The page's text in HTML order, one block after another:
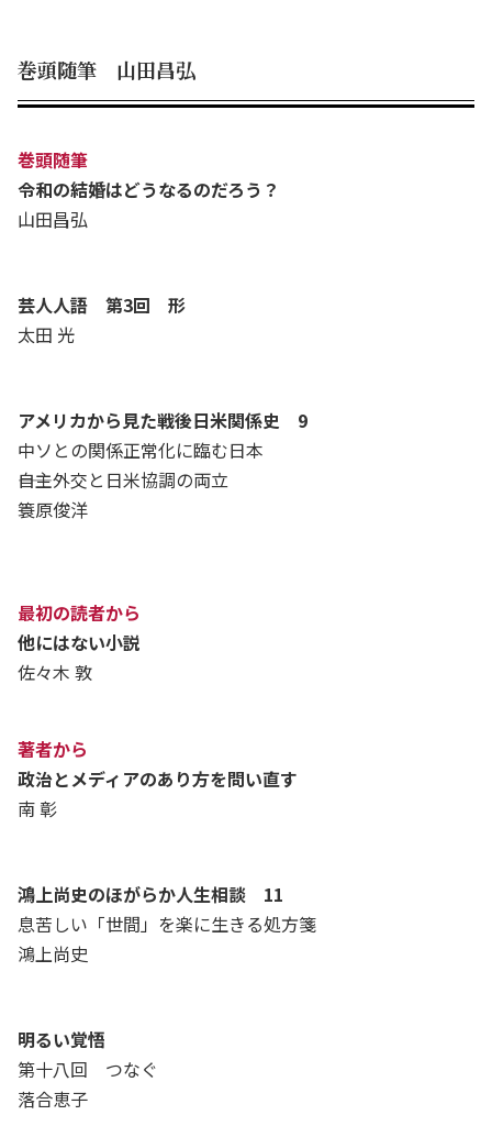
巻頭随筆 山田昌弘
巻頭随筆
令和の結婚はどうなるのだろう？
山田昌弘
芸人人語 第3回 形
太田 光
アメリカから見た戦後日米関係史 9
中ソとの関係正常化に臨む日本
――自主外交と日米協調の両立
簑原俊洋
最初の読者から
他にはない小説
佐々木 敦
著者から
政治とメディアのあり方を問い直す
南 彰
鴻上尚史のほがらか人生相談 11
息苦しい「世間」を楽に生きる処方箋
鴻上尚史
明るい覚悟
第十八回 つなぐ
落合恵子